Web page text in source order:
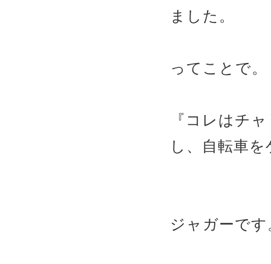
ました。
ってことで。
『コレはチ
し、自転車
ジャガーで